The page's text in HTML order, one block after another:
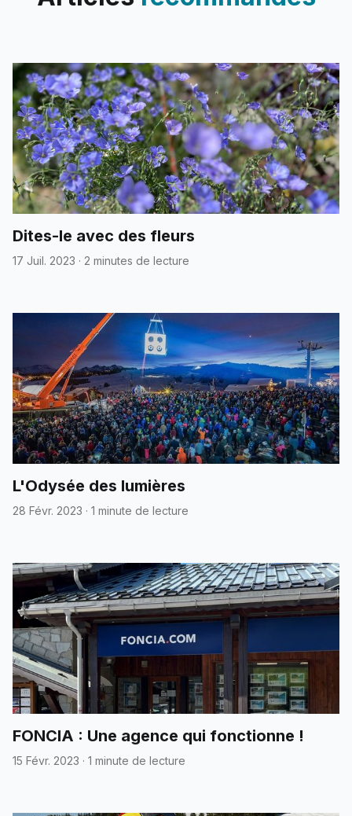
Dites-le avec des fleurs
17 Juil. 2023 · 2 minutes de lecture
L'Odysée des lumières
28 Févr. 2023 · 1 minute de lecture
FONCIA : Une agence qui fonctionne !
15 Févr. 2023 · 1 minute de lecture